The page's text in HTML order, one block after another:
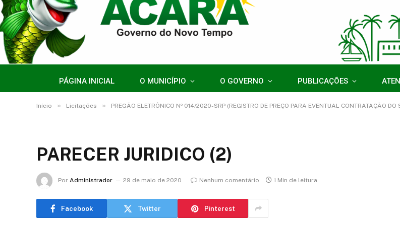
PÁGINA INICIAL O MUNICÍPIO O GOVERNO PUBLICAÇÕES
Início » Licitações » PREGÃO ELETRÔNICO Nº 014/2020-SRP (REGISTRO DE PREÇO PARA EVENTUAL CONTRATAÇÃO DO SERVIÇOS DE
PARECER JURIDICO (2)
Por Administrador 29 de maio de 2020 Nenhum comentário 1 Min de leitura
Facebook Twitter Pinterest